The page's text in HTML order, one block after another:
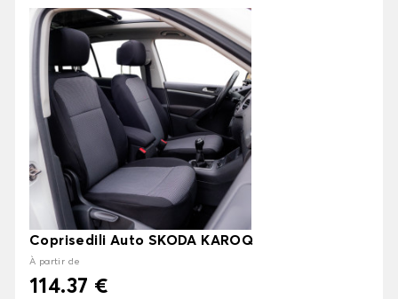
Coprisedili Auto SKODA KAROQ
À partir de
114.37 €